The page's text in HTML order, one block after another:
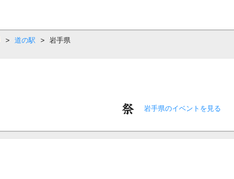
> 道の駅 > 岩手県
岩手県のイベントを見る